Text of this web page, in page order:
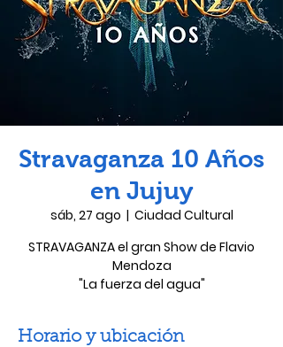
Stravaganza 10 Años
en Jujuy
sáb, 27 ago
  |
Ciudad Cultural
STRAVAGANZA el gran Show de Flavio
Mendoza
"La fuerza del agua"
Horario y ubicación